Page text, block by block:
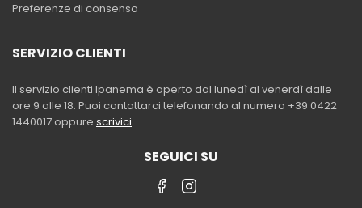
Preferenze di consenso
SERVIZIO CLIENTI
Il servizio clienti Ipanema è aperto dal lunedì al venerdì dalle
ore 9 alle 18. Puoi contattarci telefonando al numero +39 0422
1440017 oppure scrivici.
SEGUICI SU